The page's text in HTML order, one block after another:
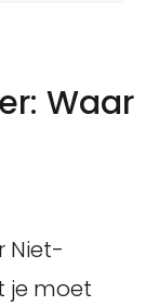
Waar
Niet-
je moet